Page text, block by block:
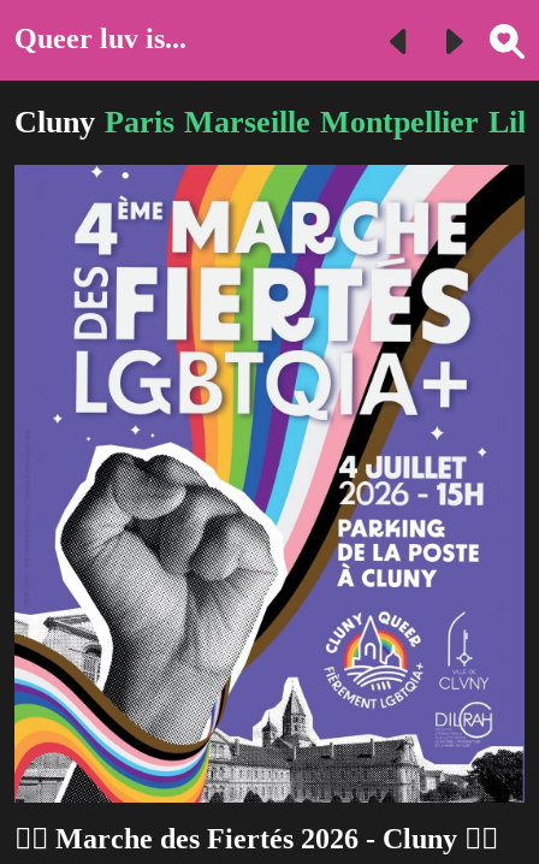
Queer luv is...
Cluny Paris Marseille Montpellier
🏳️‍🌈 Marche des Fiertés 2026 - Cluny 🏳️‍🌈